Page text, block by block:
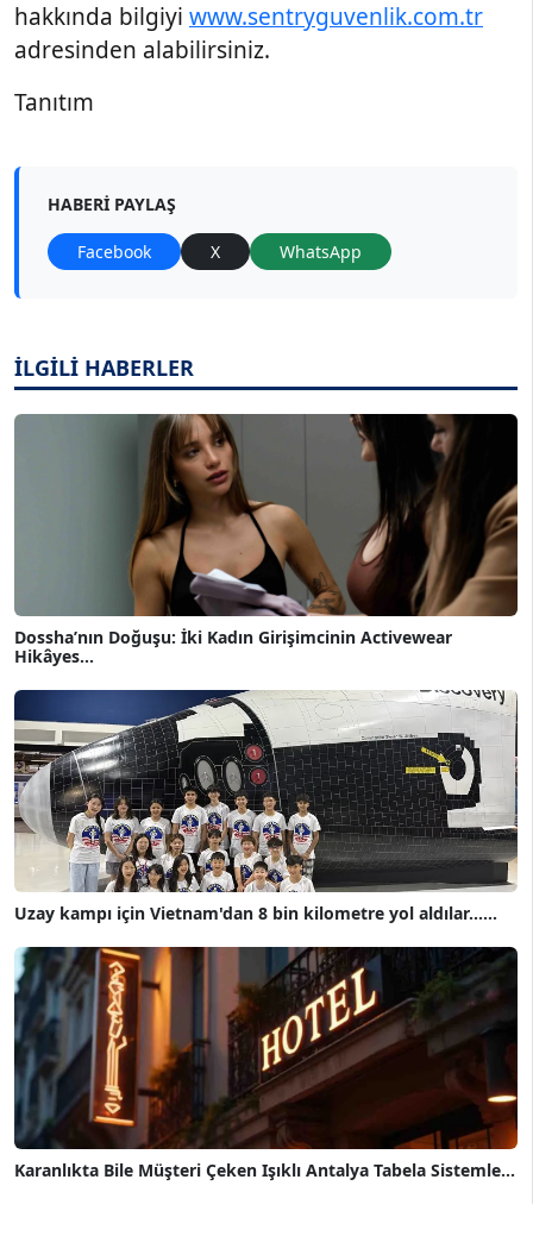
hakkında bilgiyi www.sentryguvenlik.com.tr
adresinden alabilirsiniz.
Tanıtım
HABERI PAYLAŞ
Facebook X WhatsApp
İLGİLİ HABERLER
Dossha’nın Doğuşu: İki Kadın Girişimcinin Activewear
Hikâyes...
Uzay kampı için Vietnam'dan 8 bin kilometre yol aldılar......
Karanlıkta Bile Müşteri Çeken Işıklı Antalya Tabela Sistemle...